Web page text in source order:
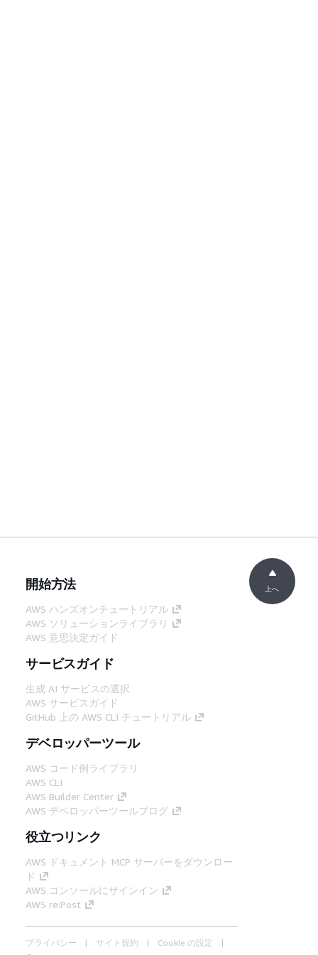
開始方法
AWS ハンズオンチュートリアル
AWS ソリューションライブラリ
AWS 意思決定ガイド
サービスガイド
生成 AI サービスの選択
AWS サービスガイド
GitHub 上の AWS CLI チュートリアル
デベロッパーツール
AWS コード例ライブラリ
AWS CLI
AWS Builder Center
AWS デベロッパーツールブログ
役立つリンク
AWS ドキュメント MCP サーバーをダウンロー
ド
AWS コンソールにサインイン
AWS re:Post
プライバシー サイト規約
Cookie の設定
上へ